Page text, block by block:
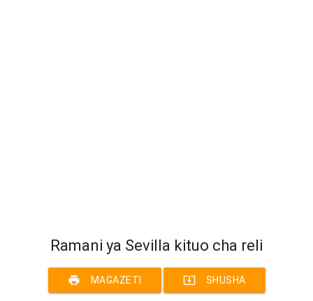
Ramani ya Sevilla kituo cha reli
print MAGAZETI system_update_alt SHUSHA